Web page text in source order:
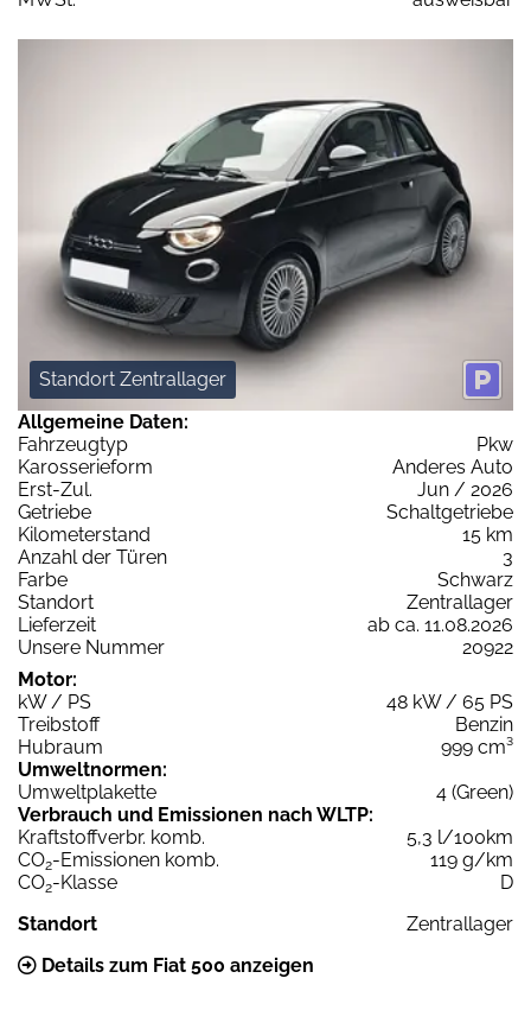
Standort Zentrallager
Allgemeine Daten:
Fahrzeugtyp
Pkw
Karosserieform
Anderes Auto
Erst-Zul.
Jun / 2026
Getriebe
Schaltgetriebe
Kilometerstand
15 km
Anzahl der Türen
3
Farbe
Schwarz
Standort
Zentrallager
Lieferzeit
ab ca. 11.08.2026
Unsere Nummer
20922
Motor:
kW / PS
48 kW / 65 PS
Treibstoff
Benzin
Hubraum
999 cm³
Umweltnormen:
Umweltplakette
4 (Green)
Verbrauch und Emissionen nach WLTP:
Kraftstoffverbr. komb.
5,3 l/100km
CO2-Emissionen komb.
119 g/km
CO2-Klasse
D
Standort
Zentrallager
Details zum Fiat 500 anzeigen